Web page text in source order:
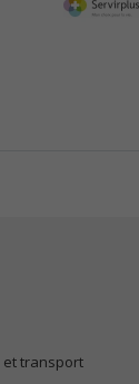
et transport